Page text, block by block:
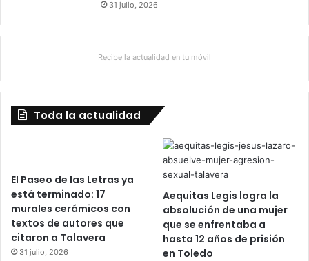
31 julio, 2026
Recibe la actualidad en tu móvil
Toda la actualidad
El Paseo de las Letras ya
está terminado: 17
murales cerámicos con
textos de autores que
citaron a Talavera
31 julio, 2026
Aequitas Legis logra la
absolución de una mujer
que se enfrentaba a
hasta 12 años de prisión
en Toledo